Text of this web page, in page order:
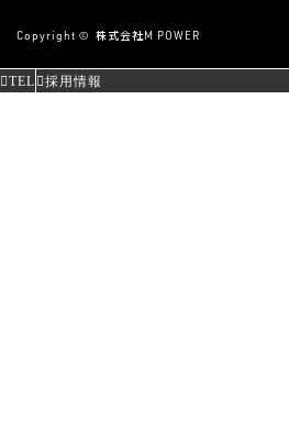
Copyright © 株式会社M POWER
TEL 採用情報